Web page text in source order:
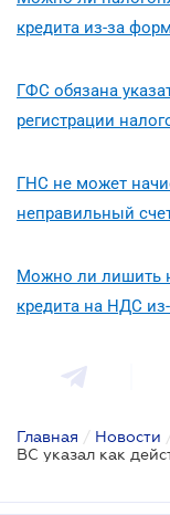
кредита из-за
ГФС обязана
регистрации
ГНС не может
неправильный
Можно ли лишить
кредита на НДС
Главная / Новости